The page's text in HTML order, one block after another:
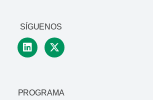
SÍGUENOS
PROGRAMA